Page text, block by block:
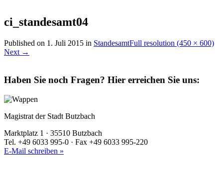
ci_standesamt04
Published on 1. Juli 2015 in StandesamtFull resolution (450 × 600)
Next →
Haben Sie noch Fragen? Hier erreichen Sie uns:
Magistrat der Stadt Butzbach
Marktplatz 1 · 35510 Butzbach
Tel. +49 6033 995-0 · Fax +49 6033 995-220
E-Mail schreiben »